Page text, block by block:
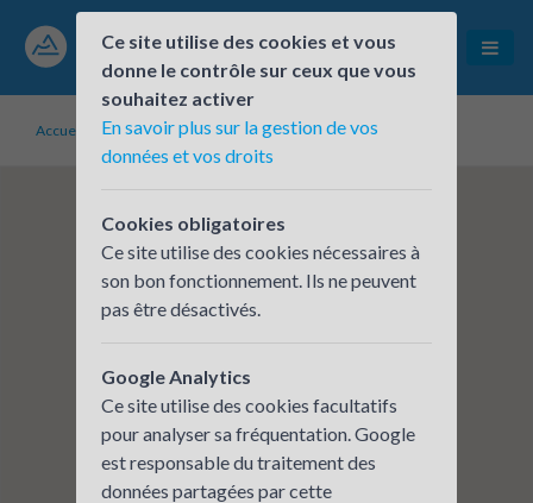
Accueil Établissements inscrits METROLOGIC GROUP
Ce site utilise des cookies et vous
donne le contrôle sur ceux que vous
souhaitez activer
En savoir plus sur la gestion de vos
données et vos droits
Cookies obligatoires
Ce site utilise des cookies nécessaires à
son bon fonctionnement. Ils ne peuvent
pas être désactivés.
Google Analytics
Ce site utilise des cookies facultatifs
pour analyser sa fréquentation. Google
est responsable du traitement des
données partagées par cette